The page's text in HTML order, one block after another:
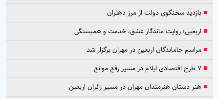
■بازدید سخنگوی دولت از مرز دهلران
■ اربعین؛ روایت ماندگار عشق، خدمت و همبستگی
■مراسم جاماندگان اربعین در مهران برگزار شد
■۷ طرح اقتصادی ایلام در مسیر رفع موانع
■ هنر دستان هنرمندان مهران در مسیر زائران اربعین